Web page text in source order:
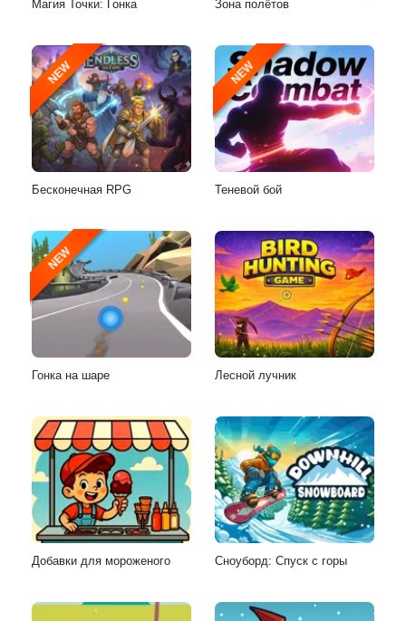
Магия Точки: Гонка Зона полётов
NEW
Бесконечная RPG
NEW
Теневой бой
NEW
Гонка на шаре Лесной лучник
Добавки для мороженого Сноуборд: Спуск с горы